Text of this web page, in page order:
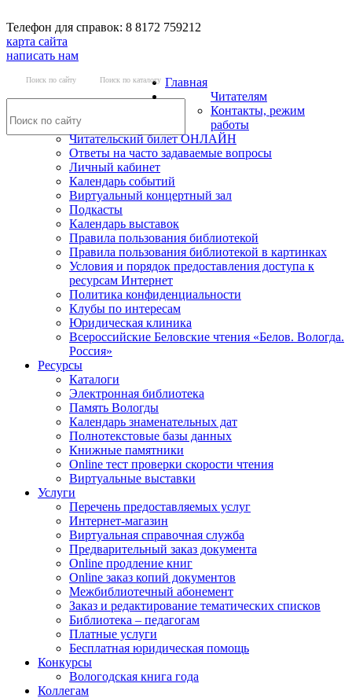
Телефон для справок: 8 8172 759212
карта сайта
написать нам
Поиск по сайту Поиск по каталогу Главная
Читателям
Контакты, режим
работы
Читательский билет ОНЛАЙН
Ответы на часто задаваемые вопросы
Личный кабинет
Календарь событий
Виртуальный концертный зал
Подкасты
Календарь выставок
Правила пользования библиотекой
Правила пользования библиотекой в картинках
Условия и порядок предоставления доступа к
ресурсам Интернет
Политика конфиденциальности
Клубы по интересам
Юридическая клиника
Всероссийские Беловские чтения «Белов. Вологда.
Россия»
Ресурсы
Каталоги
Электронная библиотека
Память Вологды
Календарь знаменательных дат
Полнотекстовые базы данных
Книжные памятники
Online тест проверки скорости чтения
Виртуальные выставки
Услуги
Перечень предоставляемых услуг
Интернет-магазин
Виртуальная справочная служба
Предварительный заказ документа
Online продление книг
Online заказ копий документов
Межбиблиотечный абонемент
Заказ и редактирование тематических списков
Библиотека – педагогам
Платные услуги
Бесплатная юридическая помощь
Конкурсы
Вологодская книга года
Коллегам